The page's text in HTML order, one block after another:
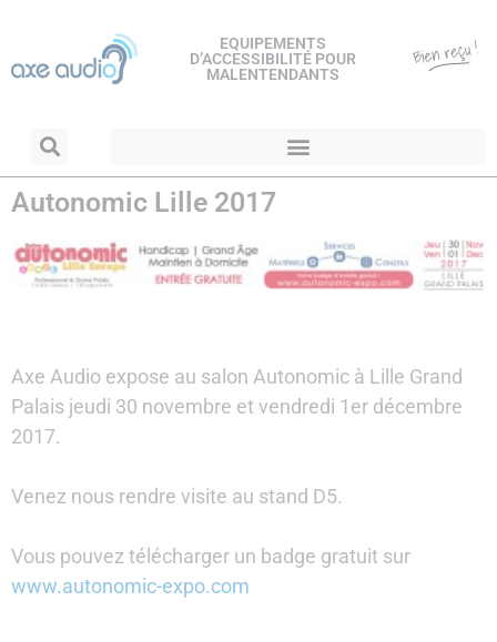
EQUIPEMENTS
D’ACCESSIBILITÉ POUR
MALENTENDANTS
Autonomic Lille 2017
Axe Audio expose au salon Autonomic à Lille Grand
Palais jeudi 30 novembre et vendredi 1er décembre
2017.
Venez nous rendre visite au stand D5.
Vous pouvez télécharger un badge gratuit sur
www.autonomic-expo.com